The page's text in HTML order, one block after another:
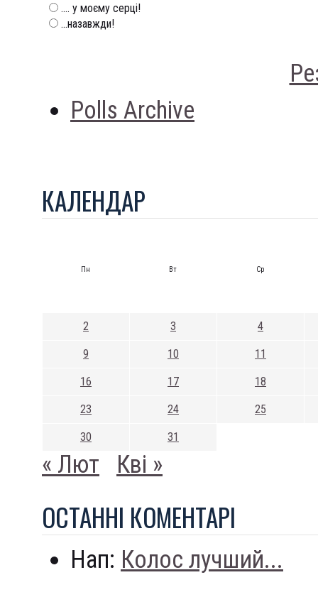
.... у моєму серці!
...назавжди!
Polls Archive
КАЛЕНДАР
Пн Вт Ср
2 3 4
9 10 11
16 17 18
23 24 25
30 31
« Лют Кві »
ОСТАННI КОМЕНТАРI
Нап: Колос лучший...